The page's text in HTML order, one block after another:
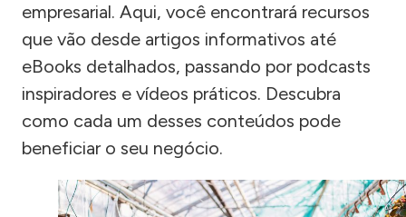
empresarial. Aqui, você encontrará recursos
que vão desde artigos informativos até
eBooks detalhados, passando por podcasts
inspiradores e vídeos práticos. Descubra
como cada um desses conteúdos pode
beneficiar o seu negócio.